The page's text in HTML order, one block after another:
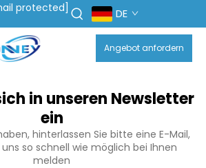
protected] DE
Angebot anfordern
in unseren Newsletter
ein
hinterlassen Sie bitte eine E-Mail,
so schnell wie möglich bei Ihnen
melden